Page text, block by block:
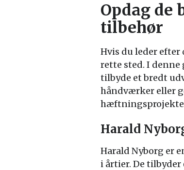
Opdag
tilbehør
Hvis du leder
rette sted. I
tilbyde et bredt
håndværker eller
Harald
Harald Nyborg er
i årtier. De